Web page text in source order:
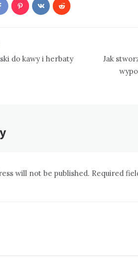
do kawy i herbaty
Jak
will not be published. Required